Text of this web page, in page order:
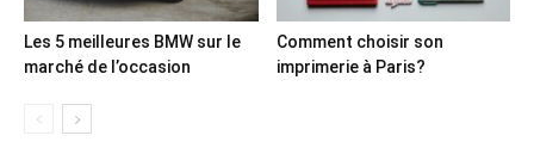
Les 5 meilleures BMW sur le
marché de l’occasion
Comment choisir son
imprimerie à Paris?